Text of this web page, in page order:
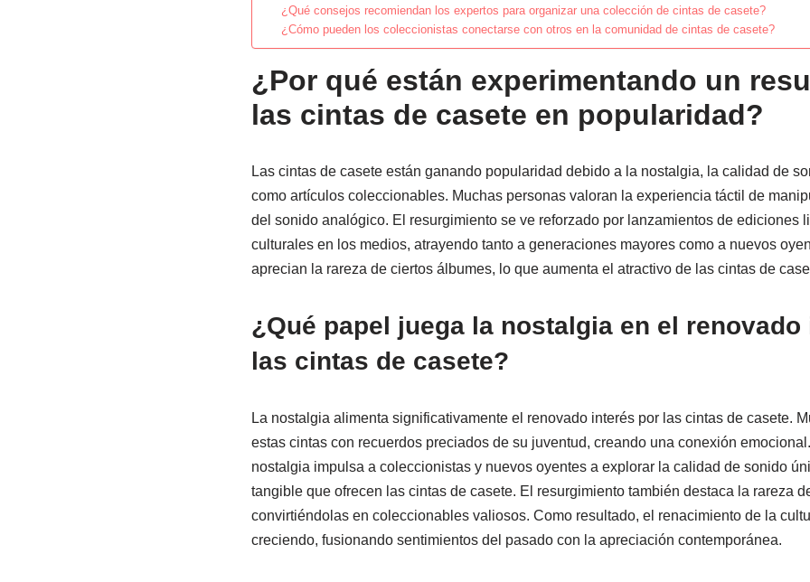
¿Qué consejos recomiendan los expertos para organizar una colección de cintas de casete?
¿Cómo pueden los coleccionistas conectarse con otros en la comunidad de cintas de casete?
¿Por qué están experimentando un
las cintas de casete en popularidad?
Las cintas de casete están ganando popularidad debido a la nostalgia, la calidad de
como artículos coleccionables. Muchas personas valoran la experiencia táctil de
del sonido analógico. El resurgimiento se ve reforzado por lanzamientos de ediciones
culturales en los medios, atrayendo tanto a generaciones mayores como a nuevos
aprecian la rareza de ciertos álbumes, lo que aumenta el atractivo de las cintas de
¿Qué papel juega la nostalgia en el
las cintas de casete?
La nostalgia alimenta significativamente el renovado interés por las cintas de casete.
estas cintas con recuerdos preciados de su juventud, creando una conexión
nostalgia impulsa a coleccionistas y nuevos oyentes a explorar la calidad de sonido
tangible que ofrecen las cintas de casete. El resurgimiento también destaca la rareza
convirtiéndolas en coleccionables valiosos. Como resultado, el renacimiento de la
creciendo, fusionando sentimientos del pasado con la apreciación contemporánea.